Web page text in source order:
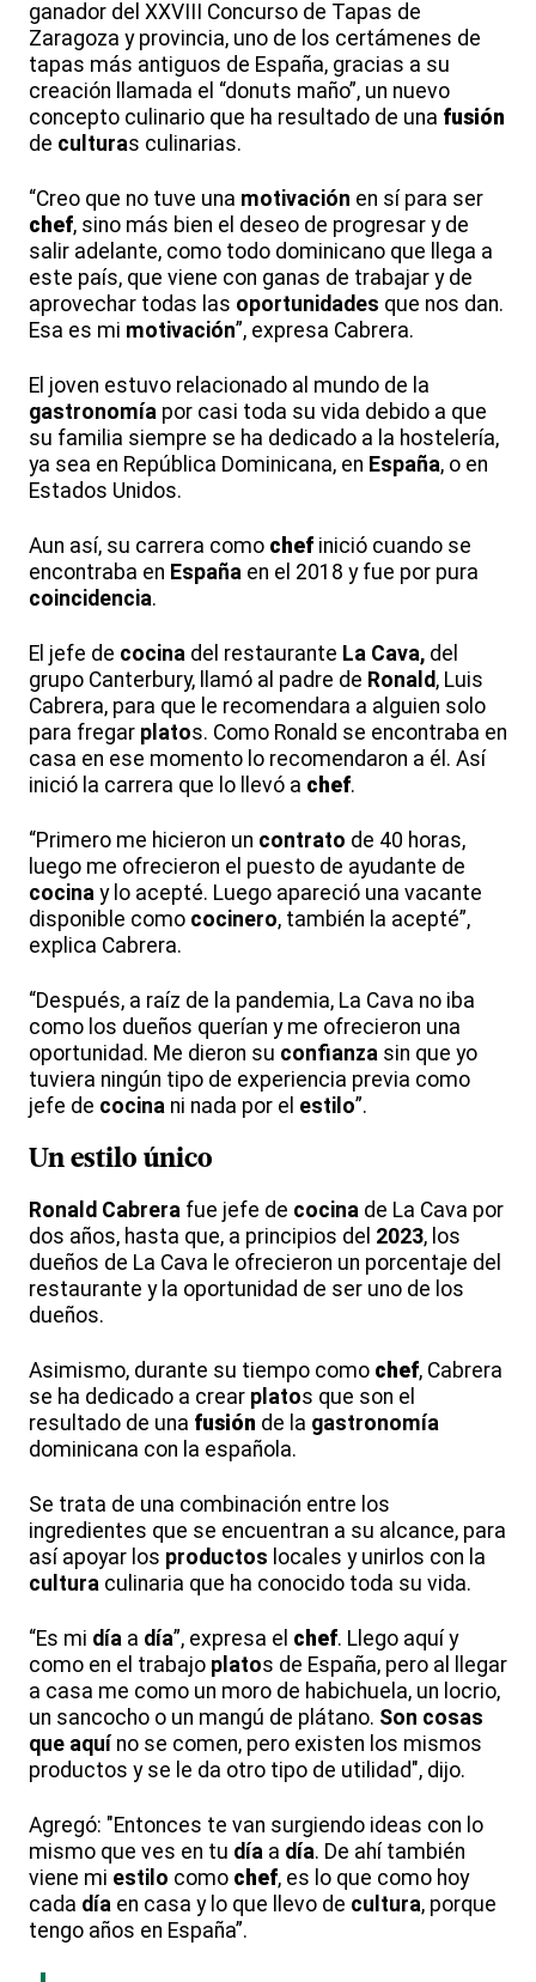
ganador del XXVIII Concurso de Tapas de
Zaragoza y provincia, uno de los certámenes de
tapas más antiguos de España, gracias a su
creación llamada el “donuts maño”, un nuevo
concepto culinario que ha resultado de una fusión
de culturas culinarias.
“Creo que no tuve una motivación en sí para ser
chef, sino más bien el deseo de progresar y de
salir adelante, como todo dominicano que llega a
este país, que viene con ganas de trabajar y de
aprovechar todas las oportunidades que nos dan.
Esa es mi motivación”, expresa Cabrera.
El joven estuvo relacionado al mundo de la
gastronomía por casi toda su vida debido a que
su familia siempre se ha dedicado a la hostelería,
ya sea en República Dominicana, en España, o en
Estados Unidos.
Aun así, su carrera como chef inició cuando se
encontraba en España en el 2018 y fue por pura
coincidencia.
El jefe de cocina del restaurante La Cava, del
grupo Canterbury, llamó al padre de Ronald, Luis
Cabrera, para que le recomendara a alguien solo
para fregar platos. Como Ronald se encontraba en
casa en ese momento lo recomendaron a él. Así
inició la carrera que lo llevó a chef.
“Primero me hicieron un contrato de 40 horas,
luego me ofrecieron el puesto de ayudante de
cocina y lo acepté. Luego apareció una vacante
disponible como cocinero, también la acepté”,
explica Cabrera.
“Después, a raíz de la pandemia, La Cava no iba
como los dueños querían y me ofrecieron una
oportunidad. Me dieron su confianza sin que yo
tuviera ningún tipo de experiencia previa como
jefe de cocina ni nada por el estilo”.
Un estilo único
Ronald Cabrera fue jefe de cocina de La Cava por
dos años, hasta que, a principios del 2023, los
dueños de La Cava le ofrecieron un porcentaje del
restaurante y la oportunidad de ser uno de los
dueños.
Asimismo, durante su tiempo como chef, Cabrera
se ha dedicado a crear platos que son el
resultado de una fusión de la gastronomía
dominicana con la española.
Se trata de una combinación entre los
ingredientes que se encuentran a su alcance, para
así apoyar los productos locales y unirlos con la
cultura culinaria que ha conocido toda su vida.
“Es mi día a día”, expresa el chef. Llego aquí y
como en el trabajo platos de España, pero al llegar
a casa me como un moro de habichuela, un locrio,
un sancocho o un mangú de plátano. Son cosas
que aquí no se comen, pero existen los mismos
productos y se le da otro tipo de utilidad", dijo.
Agregó: "Entonces te van surgiendo ideas con lo
mismo que ves en tu día a día. De ahí también
viene mi estilo como chef, es lo que como hoy
cada día en casa y lo que llevo de cultura, porque
tengo años en España”.